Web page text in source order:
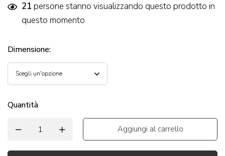
21 persone stanno visualizzando questo prodotto in
questo momento
Dimensione:
Quantità
Aggiungi al carrello